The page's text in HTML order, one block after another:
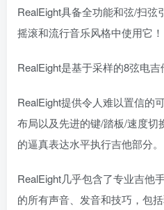
RealEight具备全功能和弦/扫
摇滚和流行音乐风格中使用它！
RealEight是基于采样的8弦电吉
RealEight提供令人难以置信的
布局以及先进的键/踏板/速度
的逼真表达水平执行吉他部分。
RealEight几乎包含了专业吉他
的所有声音、发音和技巧，包